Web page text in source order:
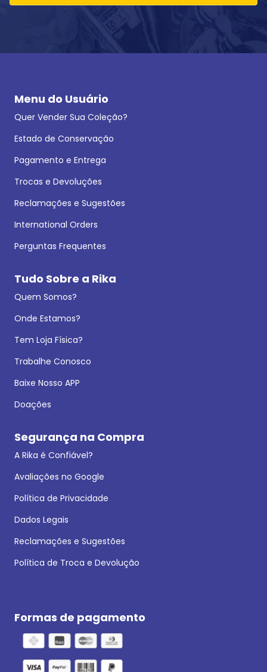
Menu do Usuário
Quer Vender Sua Coleção?
Estado de Conservação
Pagamento e Entrega
Trocas e Devoluções
Reclamações e Sugestões
International Orders
Perguntas Frequentes
Tudo Sobre a Rika
Quem Somos?
Onde Estamos?
Tem Loja Física?
Trabalhe Conosco
Baixe Nosso APP
Doações
Segurança na Compra
A Rika é Confiável?
Avaliações no Google
Política de Privacidade
Dados Legais
Reclamações e Sugestões
Política de Troca e Devolução
Formas de pagamento